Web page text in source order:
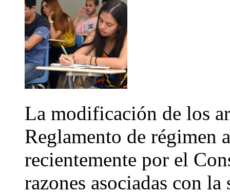
La modificación de los
Reglamento de régimen
recientemente por el
razones asociadas con